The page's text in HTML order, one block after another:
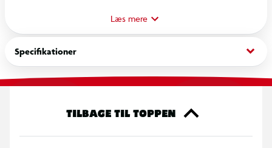
designet til at forfine barnets manuelle færdigheder og
forbedre koncentrationsevnen. Takket være legetøjets
forskellige materialer stimulerer teddybjørnen sensoriske
evner og guider barnet i at lære at håndtere hverdagens
genstande. Et Montessori-bræt (Busy Board) revideret med
Læs mere
Specifikationer keyboard_arrow_down
TILBAGE TIL TOPPEN